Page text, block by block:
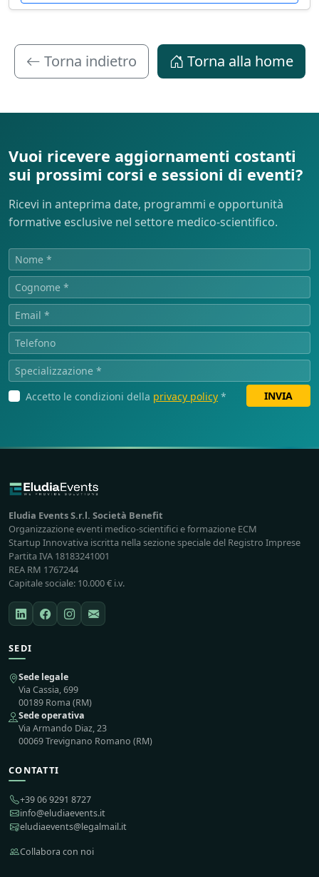
Torna indietro Torna alla home
Vuoi ricevere aggiornamenti costanti
sui prossimi corsi e sessioni di eventi?
Ricevi in anteprima date, programmi e opportunità
formative esclusive nel settore medico-scientifico.
Accetto le condizioni della privacy policy * INVIA
Eludia Events S.r.l. Società Benefit
Organizzazione eventi medico-scientifici e formazione ECM
Startup Innovativa iscritta nella sezione speciale del Registro Imprese
Partita IVA 18183241001
REA RM 1767244
Capitale sociale: 10.000 € i.v.
SEDI
Sede legale
Via Cassia, 699
00189 Roma (RM)
Sede operativa
Via Armando Diaz, 23
00069 Trevignano Romano (RM)
CONTATTI
+39 06 9291 8727
info@eludiaevents.it
eludiaevents@legalmail.it
Collabora con noi